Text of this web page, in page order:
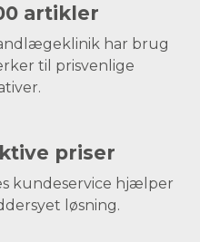
artikler
har brug
til prisvenlige
priser
kundeservice hjælper
løsning.